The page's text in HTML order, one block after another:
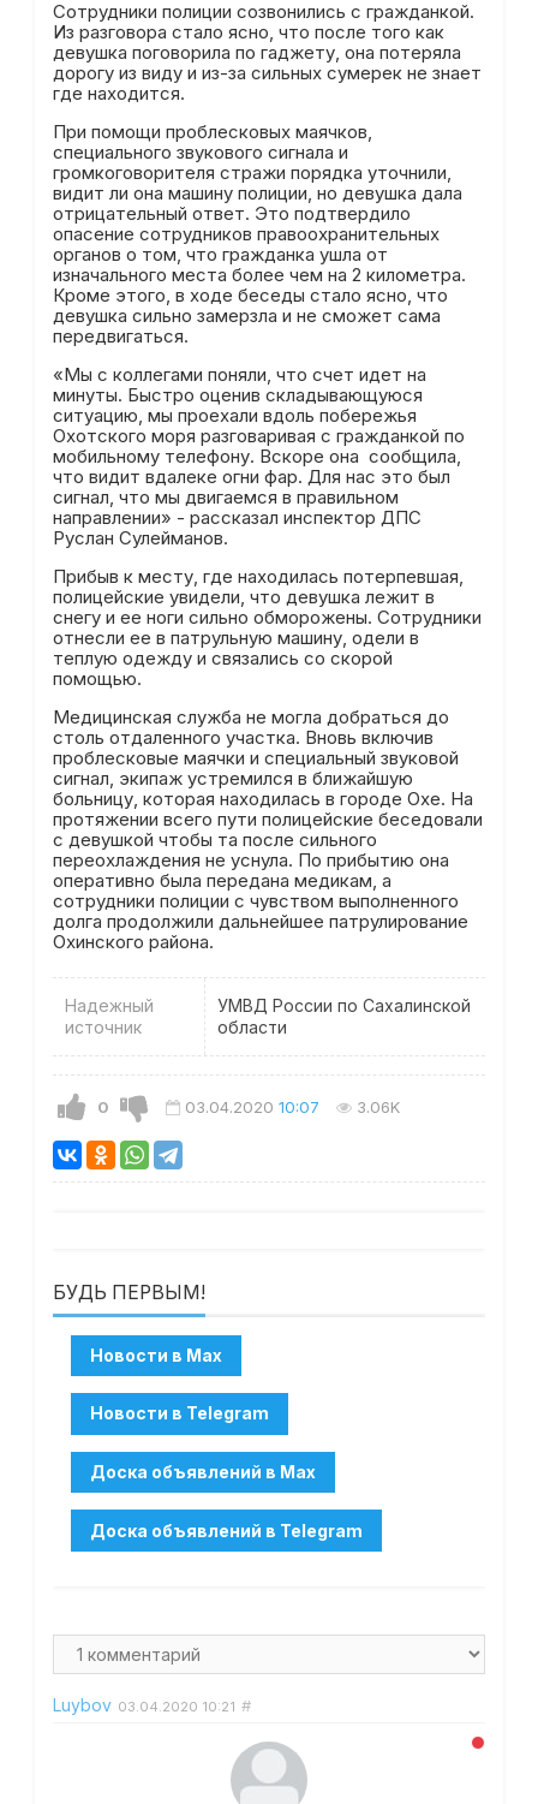
Сотрудники полиции созвонились с гражданкой.
Из разговора стало ясно, что после того как
девушка поговорила по гаджету, она потеряла
дорогу из виду и из-за сильных сумерек не знает
где находится.
При помощи проблесковых маячков,
специального звукового сигнала и
громкоговорителя стражи порядка уточнили,
видит ли она машину полиции, но девушка дала
отрицательный ответ. Это подтвердило
опасение сотрудников правоохранительных
органов о том, что гражданка ушла от
изначального места более чем на 2 километра.
Кроме этого, в ходе беседы стало ясно, что
девушка сильно замерзла и не сможет сама
передвигаться.
«Мы с коллегами поняли, что счет идет на
минуты. Быстро оценив складывающуюся
ситуацию, мы проехали вдоль побережья
Охотского моря разговаривая с гражданкой по
мобильному телефону. Вскоре она сообщила,
что видит вдалеке огни фар. Для нас это был
сигнал, что мы двигаемся в правильном
направлении» - рассказал инспектор ДПС
Руслан Сулейманов.
Прибыв к месту, где находилась потерпевшая,
полицейские увидели, что девушка лежит в
снегу и ее ноги сильно обморожены. Сотрудники
отнесли ее в патрульную машину, одели в
теплую одежду и связались со скорой
помощью.
Медицинская служба не могла добраться до
столь отдаленного участка. Вновь включив
проблесковые маячки и специальный звуковой
сигнал, экипаж устремился в ближайшую
больницу, которая находилась в городе Охе. На
протяжении всего пути полицейские беседовали
с девушкой чтобы та после сильного
переохлаждения не уснула. По прибытию она
оперативно была передана медикам, а
сотрудники полиции с чувством выполненного
долга продолжили дальнейшее патрулирование
Охинского района.
Надежный
источник
УМВД России по Сахалинской
области
0 03.04.2020 10:07 3.06K
БУДЬ ПЕРВЫМ!
Luybov 03.04.2020 10:21 #